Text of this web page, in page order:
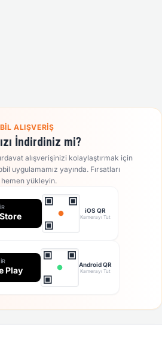
ALIŞVERIŞ
İndirdiniz mi?
alışverişinizi kolaylaştırmak için
uygulamamız yayında. Fırsatları
yükleyin.
iOS QR
Kamerayı Tut
Play
Android QR
Kamerayı Tut